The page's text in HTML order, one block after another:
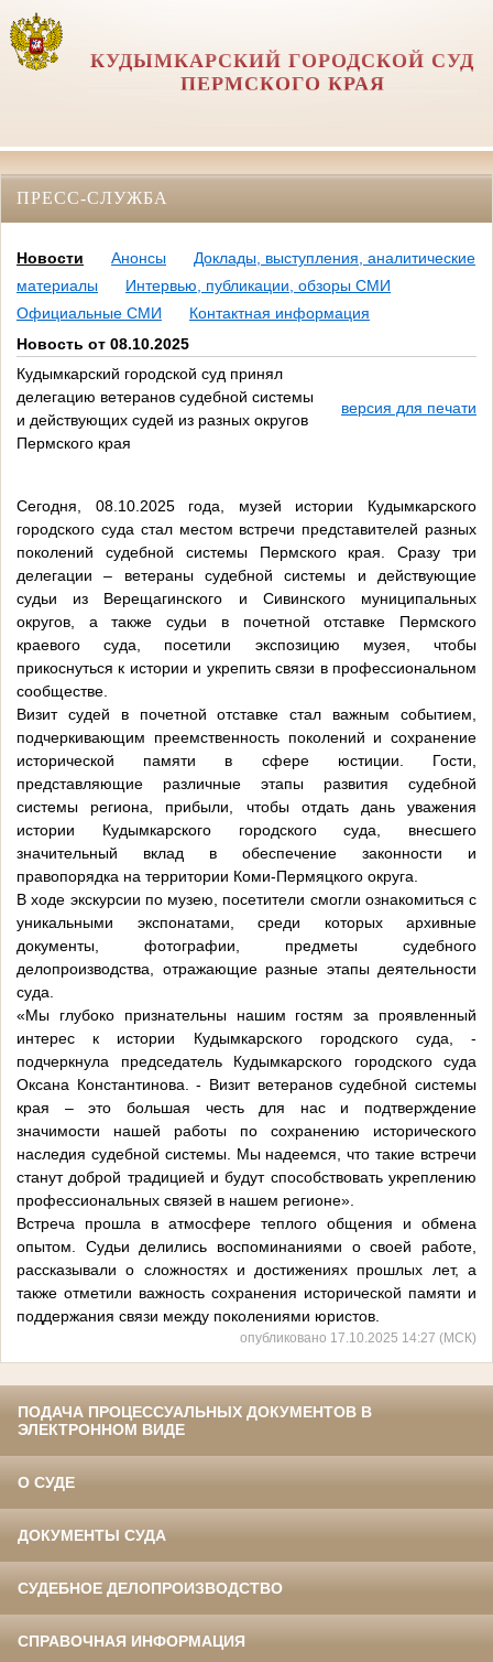
КУДЫМКАРСКИЙ ГОРОДСКОЙ СУД
ПЕРМСКОГО КРАЯ
ПРЕСС-СЛУЖБА
Новости Анонсы
Доклады, выступления, аналитические
материалы
Интервью, публикации, обзоры СМИ
Официальные СМИ
Контактная информация
Новость от 08.10.2025
Кудымкарский городской суд принял
делегацию ветеранов судебной системы
и действующих судей из разных округов
Пермского края
версия для печати
Сегодня, 08.10.2025 года, музей истории Кудымкарского
городского суда стал местом встречи представителей разных
поколений судебной системы Пермского края. Сразу три
делегации – ветераны судебной системы и действующие
судьи из Верещагинского и Сивинского муниципальных
округов, а также судьи в почетной отставке Пермского
краевого суда, посетили экспозицию музея, чтобы
прикоснуться к истории и укрепить связи в профессиональном
сообществе.
Визит судей в почетной отставке стал важным событием,
подчеркивающим преемственность поколений и сохранение
исторической памяти в сфере юстиции. Гости,
представляющие различные этапы развития судебной
системы региона, прибыли, чтобы отдать дань уважения
истории Кудымкарского городского суда, внесшего
значительный вклад в обеспечение законности и
правопорядка на территории Коми-Пермяцкого округа.
В ходе экскурсии по музею, посетители смогли ознакомиться с
уникальными экспонатами, среди которых архивные
документы, фотографии, предметы судебного
делопроизводства, отражающие разные этапы деятельности
суда.
«Мы глубоко признательны нашим гостям за проявленный
интерес к истории Кудымкарского городского суда, -
подчеркнула председатель Кудымкарского городского суда
Оксана Константинова. - Визит ветеранов судебной системы
края – это большая честь для нас и подтверждение
значимости нашей работы по сохранению исторического
наследия судебной системы. Мы надеемся, что такие встречи
станут доброй традицией и будут способствовать укреплению
профессиональных связей в нашем регионе».
Встреча прошла в атмосфере теплого общения и обмена
опытом. Судьи делились воспоминаниями о своей работе,
рассказывали о сложностях и достижениях прошлых лет, а
также отметили важность сохранения исторической памяти и
поддержания связи между поколениями юристов.
опубликовано 17.10.2025 14:27 (МСК)
ПОДАЧА ПРОЦЕССУАЛЬНЫХ ДОКУМЕНТОВ В
ЭЛЕКТРОННОМ ВИДЕ
О СУДЕ
ДОКУМЕНТЫ СУДА
СУДЕБНОЕ ДЕЛОПРОИЗВОДСТВО
СПРАВОЧНАЯ ИНФОРМАЦИЯ